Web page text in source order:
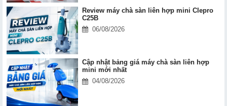
Review máy chà sàn liên hợp mini Clepro
C25B
06/08/2026
Cập nhật bảng giá máy chà sàn liên hợp
mini mới nhất
04/08/2026